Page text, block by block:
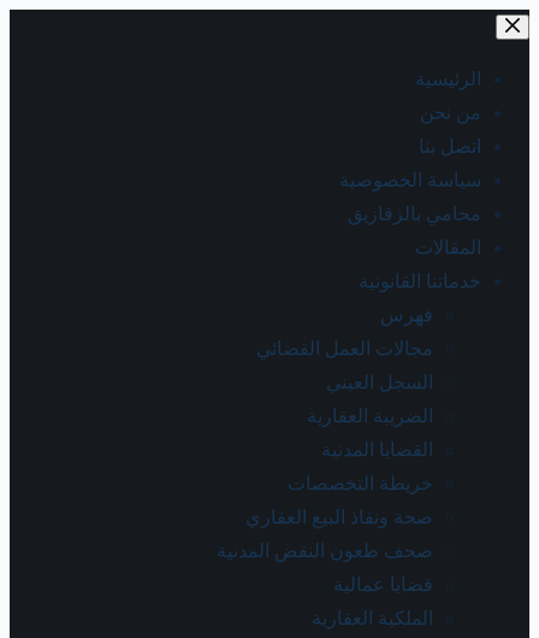
الرئيسية
من نحن
اتصل بنا
سياسة الخصوصية
محامي بالزقازيق
المقالات
خدماتنا القانونية
فهرس
مجالات العمل القضائي
السجل العيني
الضريبة العقارية
القضايا المدنية
خريطة التخصصات
صحة ونفاذ البيع العقاري
صحف طعون النقض المدنية
قضايا عمالية
الملكية العقارية